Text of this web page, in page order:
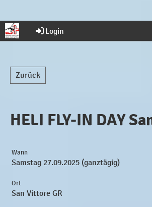
Login
Zurück
HELI FLY-IN DAY
Wann
Samstag 27.09.2025 (ganztägig)
Ort
San Vittore GR